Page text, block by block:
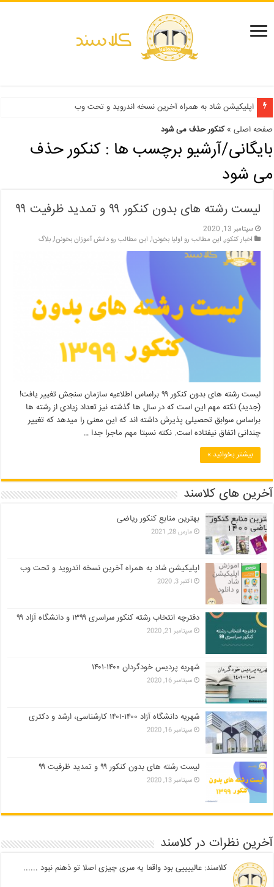
اپلیکیشن شاد به همراه آخرین نسخه اندروید و تحت وب
دفترچه انتخاب رشته کنکور سراسری ۱۳۹۹ و دانشگاه آزاد ۹۹
صفحه اصلی »کنکور حذف می شود
بایگانی/آرشیو برچسب ها :کنکور حذف
می شود
لیست رشته های بدون کنکور ۹۹ و تمدید ظرفیت ۹۹
سپتامبر 13, 2020
اخبار کنکور, این مطالب رو اولیا بخونن!, این مطالب رو دانش آموزان بخونن!,بلاگ
لیست رشته های بدون کنکور ۹۹ براساس اطلاعیه سازمان سنجش تغییر یافت!
(جدید) نکته مهم این است که در سال ها گذشته نیز تعداد زیادی از رشته ها
براساس سوابق تحصیلی پذیرش داشته اند که این معنی را میدهد که تغییر
چندانی اتفاق نیفتاده است. نکته نسبتا مهم ماجرا جدا …
بیشتر بخوانید »
آخرین های کلاسند
بهترین منابع کنکور ریاضی
مارس 28, 2021
اپلیکیشن شاد به همراه آخرین نسخه اندروید و تحت وب
اکتبر 3, 2020
دفترچه انتخاب رشته کنکور سراسری ۱۳۹۹ و دانشگاه آزاد ۹۹
سپتامبر 21, 2020
شهریه پردیس خودگردان ۱۴۰۰-۱۴۰۱
سپتامبر 16, 2020
شهریه دانشگاه آزاد ۱۴۰۰-۱۴۰۱ کارشناسی، ارشد و دکتری
سپتامبر 16, 2020
لیست رشته های بدون کنکور ۹۹ و تمدید ظرفیت ۹۹
سپتامبر 13, 2020
آخرین نظرات در کلاسند
کلاسند: عالییییی بود واقعا یه سری چیزی اصلا تو ذهنم نبود ......